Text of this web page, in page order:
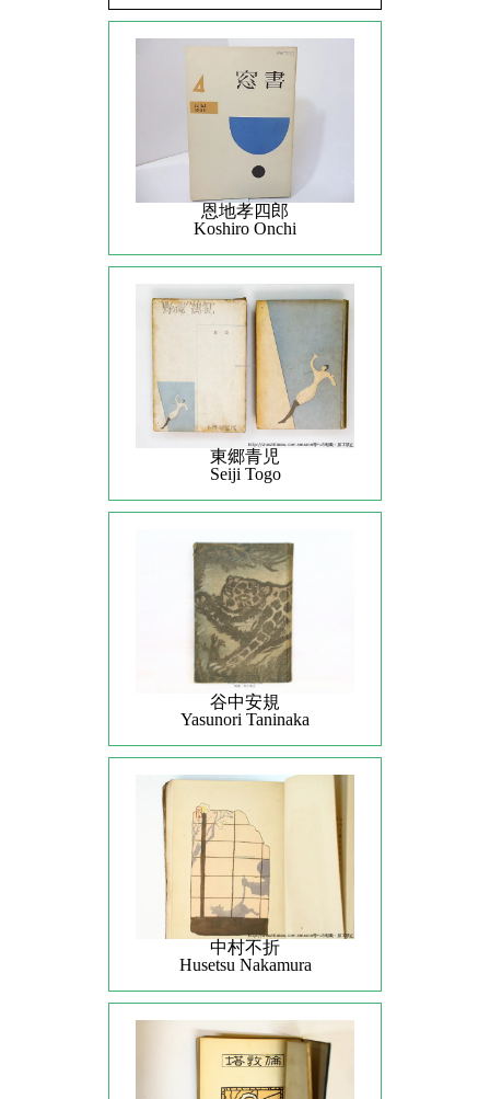
恩地孝四郎
Koshiro Onchi
東郷青児
Seiji Togo
谷中安規
Yasunori Taninaka
中村不折
Husetsu Nakamura